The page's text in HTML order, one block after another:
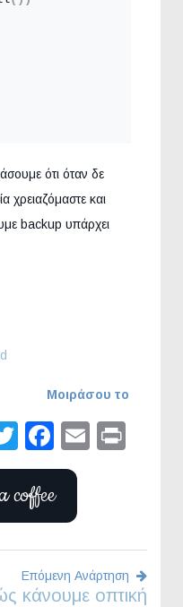
ότι όταν δε
χρειαζόμαστε και
backup υπάρχει
Μοιράσου το
TwitterEmail
coffee
Επόμενη Ανάρτηση
κάνουμε οπτική